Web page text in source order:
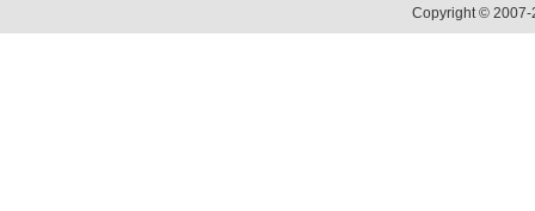
Copyright © 2007-